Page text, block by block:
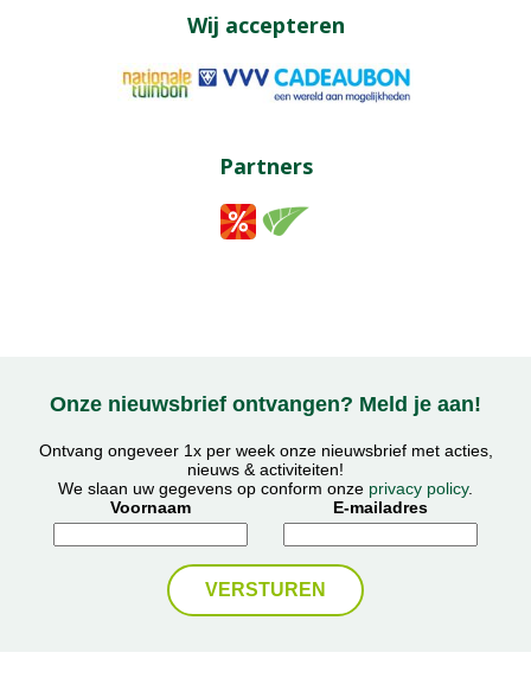
Wij accepteren
Partners
Onze nieuwsbrief ontvangen? Meld je aan!
Ontvang ongeveer 1x per week onze nieuwsbrief met acties,
nieuws & activiteiten!
We slaan uw gegevens op conform onze privacy policy.
Voornaam
E-mailadres